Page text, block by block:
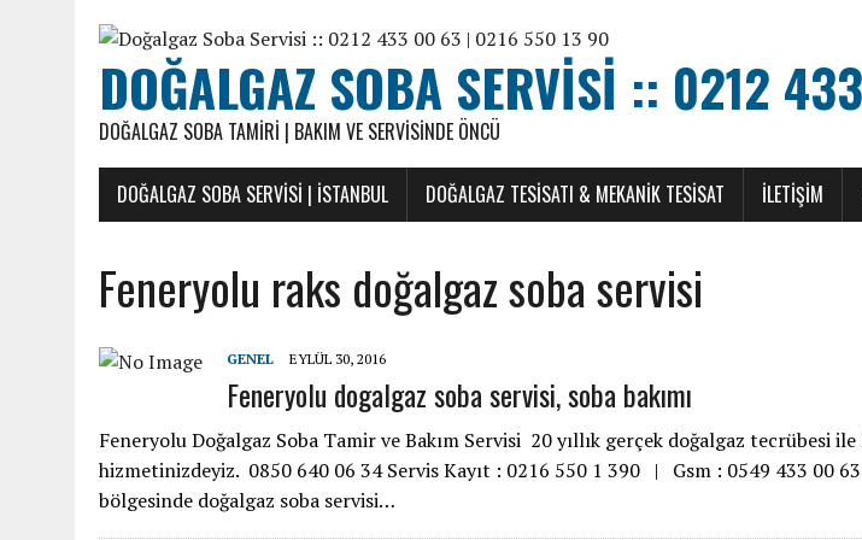
DOĞALGAZ SOBA SERVISI :: 0212
DOĞALGAZ SOBA TAMIRI | BAKIM VE SERVISINDE ÖNCÜ
DOĞALGAZ SOBA SERVISI | İSTANBUL DOĞALGAZ TESISATI & MEKANIK TESISAT ILETIŞIM
Feneryolu raks doğalgaz soba servisi
GENEL EYLÜL 30, 2016
Feneryolu dogalgaz soba servisi, soba bakımı
Feneryolu Doğalgaz Soba Tamir ve Bakım Servisi 20 yıllık gerçek doğalgaz tecrübesi
hizmetinizdeyiz. 0850 640 06 34 Servis Kayıt : 0216 550 1 390 | Gsm : 0549 433 00
bölgesinde doğalgaz soba servisi…